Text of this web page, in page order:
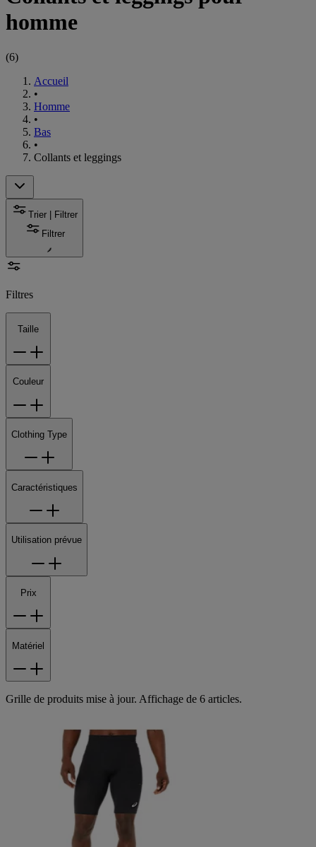
homme
(6)
Accueil
•
Homme
•
Bas
•
Collants et leggings
Trier | Filtrer
Filtrer
Filtres
Taille
Couleur
Clothing Type
Caractéristiques
Utilisation prévue
Prix
Matériel
Grille de produits mise à jour. Affichage de 6 articles.